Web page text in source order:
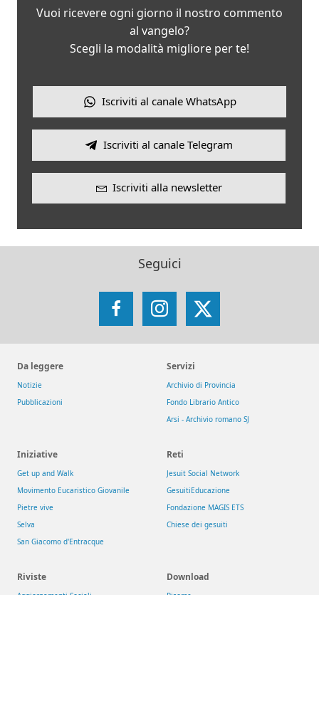
Vuoi ricevere ogni giorno il nostro commento
al vangelo?
Scegli la modalità migliore per te!
Iscriviti al canale WhatsApp
Iscriviti al canale Telegram
Iscriviti alla newsletter
Seguici
FacebookInstagram
X
Da leggere
Notizie
Pubblicazioni
Servizi
Archivio di Provincia
Fondo Librario Antico
Arsi - Archivio romano SJ
Iniziative
Get up and Walk
Movimento Eucaristico Giovanile
Pietre vive
Selva
San Giacomo d'Entracque
Reti
Jesuit Social Network
GesuitiEducazione
Fondazione MAGIS ETS
Chiese dei gesuiti
Riviste
Aggiornamenti Sociali
Download
Risorse